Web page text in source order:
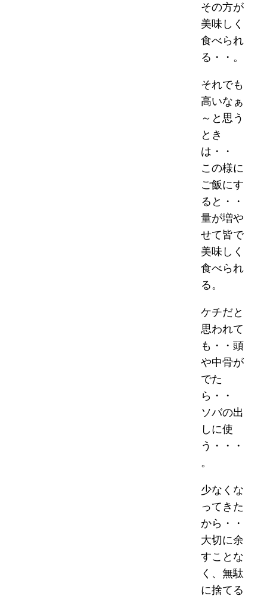
その方が
美味しく
食べられ
る・・。
それでも
高いなぁ
～と思う
とき
は・・
この様に
ご飯にす
ると・・
量が増や
せて皆で
美味しく
食べられ
る。
ケチだと
思われて
も・・頭
や中骨が
でた
ら・・
ソバの出
しに使
う・・・
。
少なくな
ってきた
から・・
大切に余
すことな
く、無駄
に捨てる